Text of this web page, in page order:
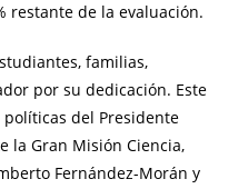
restante de la evaluación.
familias,
por su dedicación. Este
del Presidente
la Gran Misión Ciencia,
Fernández-Morán y